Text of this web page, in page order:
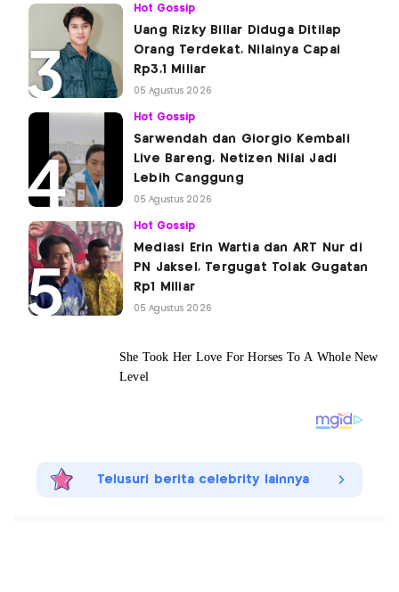
Hot Gossip
Uang Rizky Billar Diduga Ditilap
Orang Terdekat, Nilainya Capai
Rp3,1 Miliar
05 Agustus 2026
Hot Gossip
Sarwendah dan Giorgio Kembali
Live Bareng, Netizen Nilai Jadi
Lebih Canggung
05 Agustus 2026
Hot Gossip
Mediasi Erin Wartia dan ART Nur di
PN Jaksel, Tergugat Tolak Gugatan
Rp1 Miliar
05 Agustus 2026
Telusuri berita celebrity lainnya